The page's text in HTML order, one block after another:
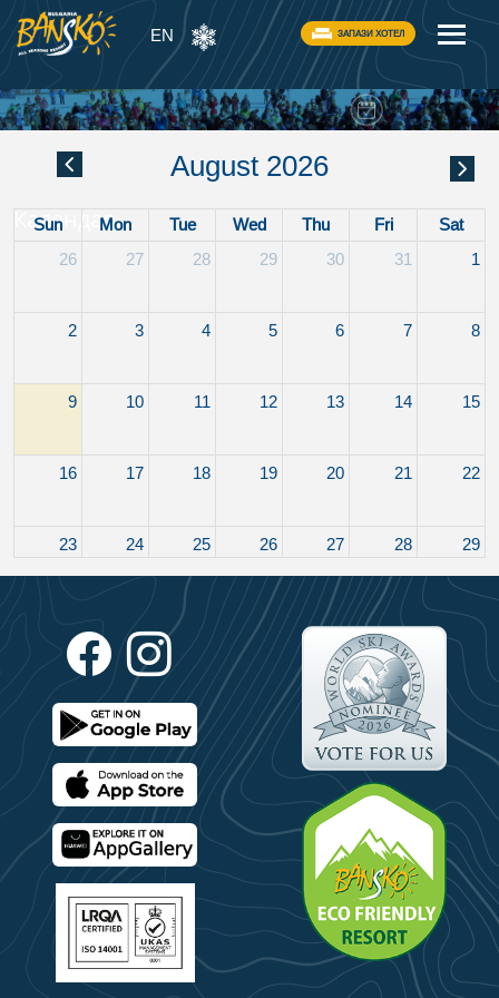
EN ЗАПАЗИ ХОТЕЛ
Календар
August 2026
Sun Mon Tue Wed Thu Fri
Sat
26
27 28 29 30 31 1
2 3 4 5 6 7 8
9 10 11 12 13 14 15
16 17 18 19 20 21 22
23 24 25 26 27 28 29
1 2 3 5